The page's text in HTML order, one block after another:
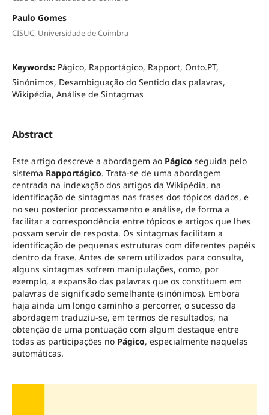
Paulo Gomes
CISUC, Universidade de Coimbra
Keywords: Págico, Rapportágico, Rapport, Onto.PT,
Sinónimos, Desambiguação do Sentido das palavras,
Wikipédia, Análise de Sintagmas
Abstract
Este artigo descreve a abordagem ao Págico seguida pelo
sistema Rapportágico. Trata-se de uma abordagem
centrada na indexação dos artigos da Wikipédia, na
identificação de sintagmas nas frases dos tópicos dados, e
no seu posterior processamento e análise, de forma a
facilitar a correspondência entre tópicos e artigos que lhes
possam servir de resposta. Os sintagmas facilitam a
identificação de pequenas estruturas com diferentes papéis
dentro da frase. Antes de serem utilizados para consulta,
alguns sintagmas sofrem manipulações, como, por
exemplo, a expansão das palavras que os constituem em
palavras de significado semelhante (sinónimos). Embora
haja ainda um longo caminho a percorrer, o sucesso da
abordagem traduziu-se, em termos de resultados, na
obtenção de uma pontuação com algum destaque entre
todas as participações no Págico, especialmente naquelas
automáticas.